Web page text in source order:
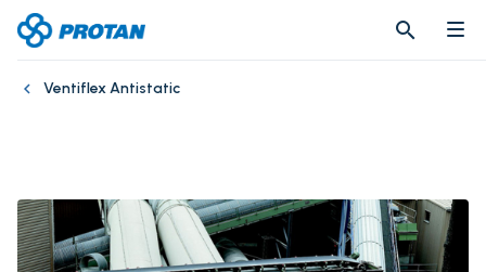
search
search
Ventiflex Antistatic